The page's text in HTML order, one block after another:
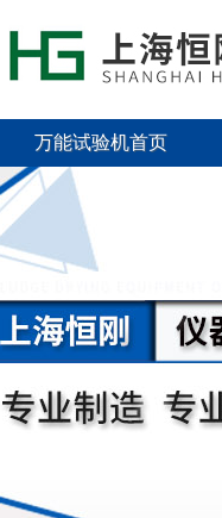
万能试验机首页